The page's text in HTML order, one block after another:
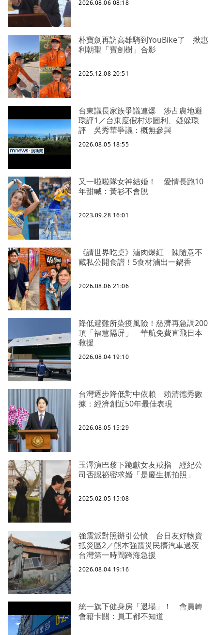
2026.08.06 08:18
朴寶劍再訪高雄騎到YouBike了 揪惠
利朝聖「寶劍樹」合影
2025.12.08 20:51
台東議長家族爭議連爆 涉占農地避
環評1／台東度假村涉圖利、疑躲環
評 吳秀華爭議：概無參與
2026.08.05 18:55
又一啦啦隊女神結婚！ 愛情長跑10
年甜喊：黃衫不會脫
2023.09.28 16:01
《請世界吃桌》滷肉爆紅 陳隨意不
藏私公開食譜！5食材滷出一鍋香
2026.08.06 21:06
降低避難所染疫風險！慈濟再急調200
頂「福慧隔屏」 華航免費直飛日本
救援
2026.08.04 19:10
台灣逐步降低對中依賴 賴清德秀數
據：經濟創近50年最佳表現
2026.08.05 15:29
玉澤演巴黎下跪獻女友戒指 經紀公
司否認祕密求婚「是慶生抓拍照」
2025.02.05 15:08
強震派對照辦引公憤 台日友好物資
抵災區2／熊本強震災民擠汽車過夜
台灣第一時間跨海急援
2026.08.04 19:16
統一旗下健身房「退場」！ 會員轉
會籍卡關：員工都不知道